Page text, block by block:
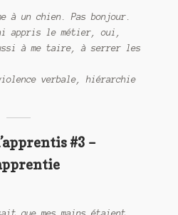
à un chien. Pas bonjour.
appris le métier, oui,
à me taire, à serrer les
verbale, hiérarchie
#3 –
que mes mains étaient